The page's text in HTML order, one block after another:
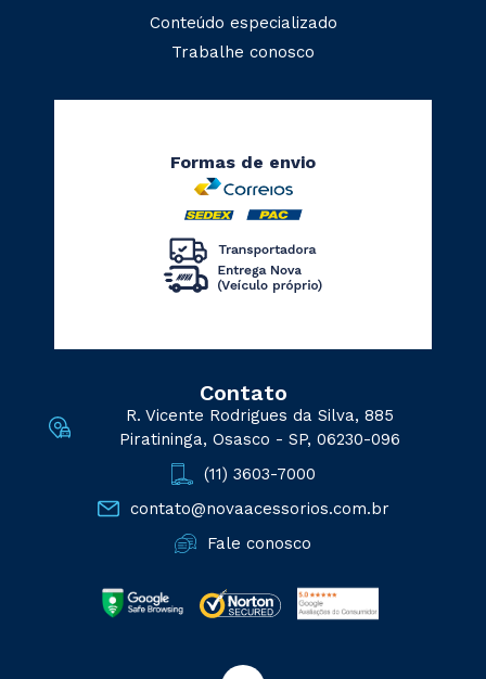
Conteúdo especializado
Trabalhe conosco
Formas de envio
Contato
R. Vicente Rodrigues da Silva, 885
Piratininga, Osasco - SP, 06230-096
(11) 3603-7000
contato@novaacessorios.com.br
Fale conosco